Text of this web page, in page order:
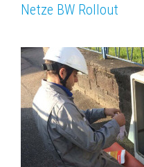
Netze BW Rollout